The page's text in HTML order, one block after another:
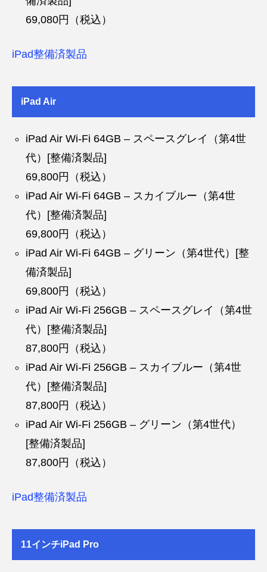
69,080円（税込）
iPad整備済製品
iPad Air
iPad Air Wi-Fi 64GB – スペースグレイ（第4世
代）[整備済製品]
69,800円（税込）
iPad Air Wi-Fi 64GB – スカイブルー（第4世
代）[整備済製品]
69,800円（税込）
iPad Air Wi-Fi 64GB – グリーン（第4世代）[整
備済製品]
69,800円（税込）
iPad Air Wi-Fi 256GB – スペースグレイ（第4世
代）[整備済製品]
87,800円（税込）
iPad Air Wi-Fi 256GB – スカイブルー（第4世
代）[整備済製品]
87,800円（税込）
iPad Air Wi-Fi 256GB – グリーン（第4世代）
[整備済製品]
87,800円（税込）
iPad整備済製品
11インチiPad Pro